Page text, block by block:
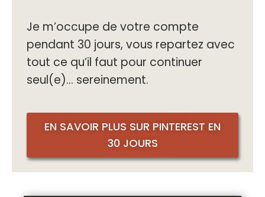
Je m’occupe de votre compte
pendant 30 jours, vous repartez avec
tout ce qu’il faut pour continuer
seul(e)… sereinement.
EN SAVOIR PLUS SUR PINTEREST EN
30 JOURS